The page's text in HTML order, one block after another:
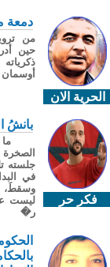
الحرية الان
دمعة
من
حين
أوسمان
فكر حر
بانشُ
ما
الصخرة
جلسته
في
وسقطَ،
ليست
ر�